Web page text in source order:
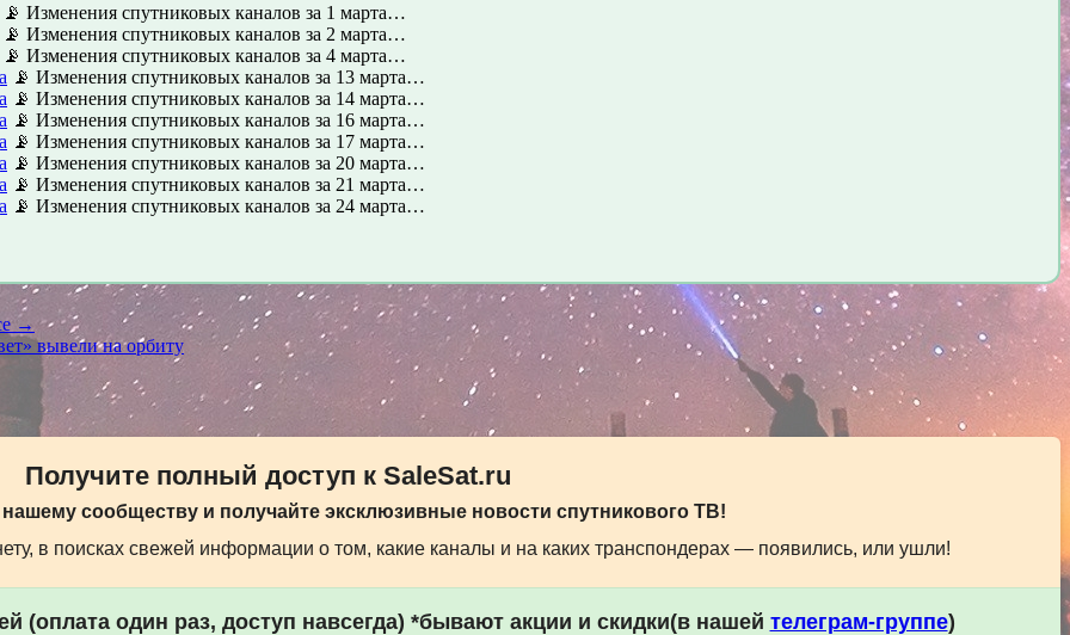
📡 Изменения спутниковых каналов за 1 марта…
📡 Изменения спутниковых каналов за 2 марта…
📡 Изменения спутниковых каналов за 4 марта…
📡 Изменения спутниковых каналов за 13 марта…
📡 Изменения спутниковых каналов за 14 марта…
📡 Изменения спутниковых каналов за 16 марта…
📡 Изменения спутниковых каналов за 17 марта…
📡 Изменения спутниковых каналов за 20 марта…
📡 Изменения спутниковых каналов за 21 марта…
📡 Изменения спутниковых каналов за 24 марта…
→
вывели на орбиту
Получите полный доступ к SaleSat.ru
сообществу и получайте эксклюзивные новости спутникового ТВ!
в поисках свежей информации о том, какие каналы и на каких транспондерах — появились, или ушли!
(оплата один раз, доступ навсегда) *бывают акции и скидки(в нашей телеграм-группе)